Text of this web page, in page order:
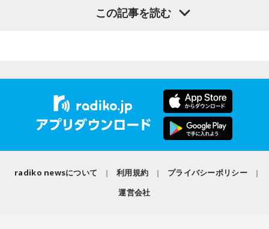
まうんですね。その間をつなぐ調整役が必要になると。実
放送ではさらにドンの実態についての解説が続いた。
「自分を認めてもらうには、人を笑わせればいい」という体
験が、芸人としての原点になったと振り返ります。
らせてしまいました」と当時を振り返り、苦笑いを見せまし
◆故郷・沖縄で味わう絶景とグルメ
れることを選ぶと流れが変わります。人と違っても大丈夫。
今夜にでも「本当はこう生きたい」を自由に書き出してみ
【2位】双子座（ふたご座）
日は考え込むより、面白そうな方へ軽やかに動いてみるのが
正解です。誰かとの会話から人生のヒントが見つかる予感
この記事を読む
radiko newsについて 利用規約
プライバシーポリシー
運営会社